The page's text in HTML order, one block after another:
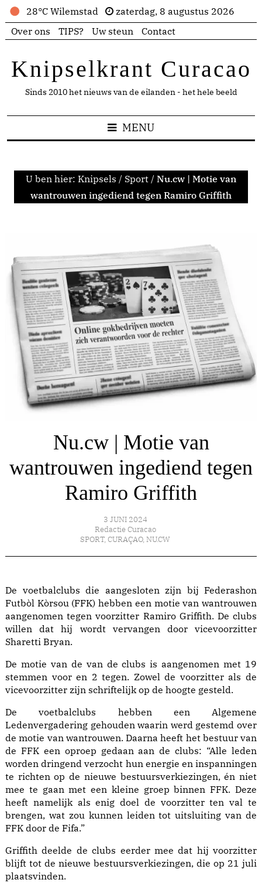
28°C Wilemstad
zaterdag, 8 augustus 2026
Over ons
TIPS? Uw steun Contact
Knipselkrant Curacao
Sinds 2010 het nieuws van de eilanden - het hele beeld
MENU
U ben hier: Knipsels / Sport / Nu.cw | Motie van
wantrouwen ingediend tegen Ramiro Griffith
Nu.cw | Motie van
wantrouwen ingediend tegen
Ramiro Griffith
3 JUNI 2024
Redactie Curacao
SPORT, CURAÇAO, NU.CW
De voetbalclubs die aangesloten zijn bij Federashon
Futbòl Kòrsou (FFK) hebben een motie van wantrouwen
aangenomen tegen voorzitter Ramiro Griffith. De clubs
willen dat hij wordt vervangen door vicevoorzitter
Sharetti Bryan.
De motie van de van de clubs is aangenomen met 19
stemmen voor en 2 tegen. Zowel de voorzitter als de
vicevoorzitter zijn schriftelijk op de hoogte gesteld.
De voetbalclubs hebben een Algemene
Ledenvergadering gehouden waarin werd gestemd over
de motie van wantrouwen. Daarna heeft het bestuur van
de FFK een oproep gedaan aan de clubs: “Alle leden
worden dringend verzocht hun energie en inspanningen
te richten op de nieuwe bestuursverkiezingen, én niet
mee te gaan met een kleine groep binnen FFK. Deze
heeft namelijk als enig doel de voorzitter ten val te
brengen, wat zou kunnen leiden tot uitsluiting van de
FFK door de Fifa.”
Griffith deelde de clubs eerder mee dat hij voorzitter
blijft tot de nieuwe bestuursverkiezingen, die op 21 juli
plaatsvinden.